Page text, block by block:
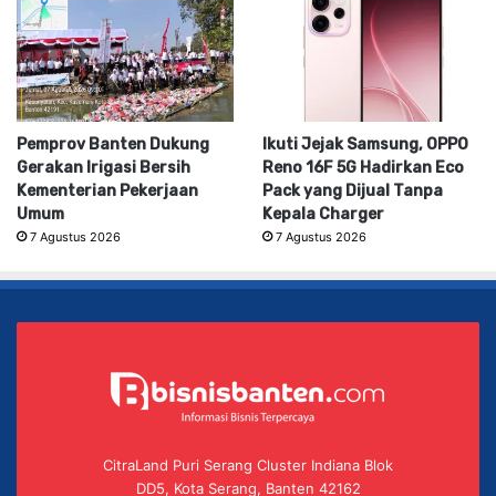
Pemprov Banten Dukung
Gerakan Irigasi Bersih
Kementerian Pekerjaan
Umum
7 Agustus 2026
Ikuti Jejak Samsung, OPPO
Reno 16F 5G Hadirkan Eco
Pack yang Dijual Tanpa
Kepala Charger
7 Agustus 2026
CitraLand Puri Serang Cluster Indiana Blok
DD5, Kota Serang, Banten 42162